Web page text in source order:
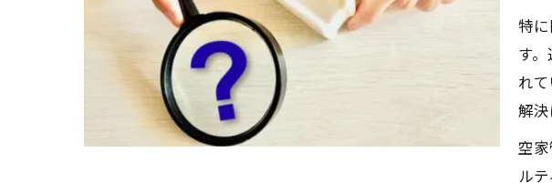
空家管
管理サ
空家管
岡崎市空き
空家バ
特
す
れ
解決
空
ル